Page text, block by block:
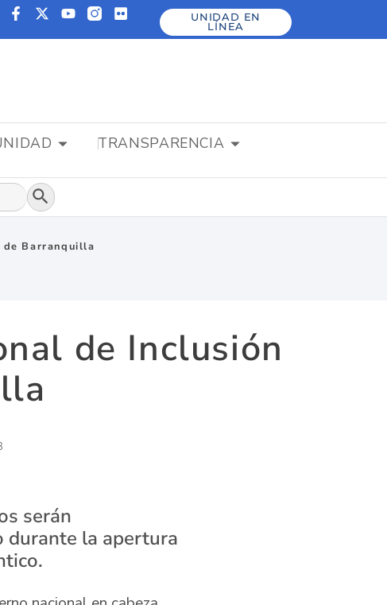
UNIDAD EN
LÍNEA
TRANSPARENCIA
Botón de búsqueda
de Barranquilla
de Inclusión
serán
durante la apertura